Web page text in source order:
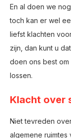
En al doen we
toch kan er wel
liefst klachten
zijn, dan kunt u
doen ons best
lossen.
Klacht over
Niet tevreden
algemene ruimtes